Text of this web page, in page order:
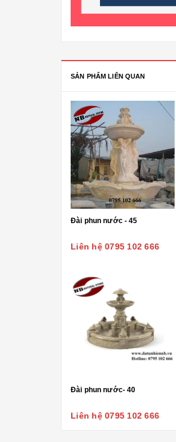
SẢN PHẨM LIÊN QUAN
Đài phun nước - 45
Liên hệ 0795 102 666
Đài phun nước- 40
Liên hệ 0795 102 666